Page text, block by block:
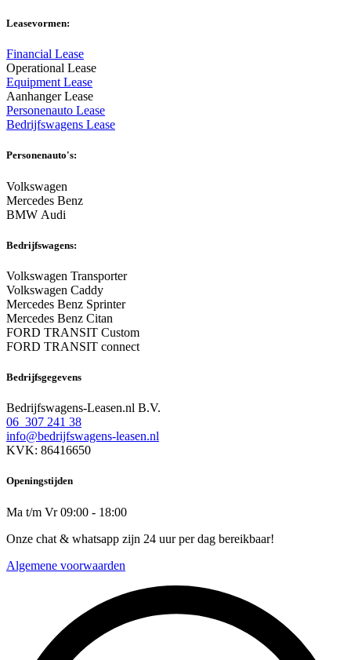
Leasevormen:
Financial Lease
Operational Lease
Equipment Lease
Aanhanger Lease
Personenauto Lease
Bedrijfswagens Lease
Personenauto's:
Volkswagen
Mercedes Benz
BMW Audi
Bedrijfswagens:
Volkswagen Transporter
Volkswagen Caddy
Mercedes Benz Sprinter
Mercedes Benz Citan
FORD TRANSIT Custom
FORD TRANSIT connect
Bedrijfsgegevens
Bedrijfswagens-Leasen.nl B.V.
06 307 241 38
info@bedrijfswagens-leasen.nl
KVK: 86416650
Openingstijden
Ma t/m Vr 09:00 - 18:00
Onze chat & whatsapp zijn 24 uur per dag bereikbaar!
Algemene voorwaarden